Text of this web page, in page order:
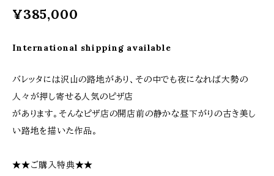
¥385,000
International shipping available
バレッタには沢山の路地があり、その中でも夜になれば大勢の
人々が押し寄せる人気のピザ店
があります。そんなピザ店の開店前の静かな昼下がりの古き美し
い路地を描いた作品。
★★ご購入特典★★